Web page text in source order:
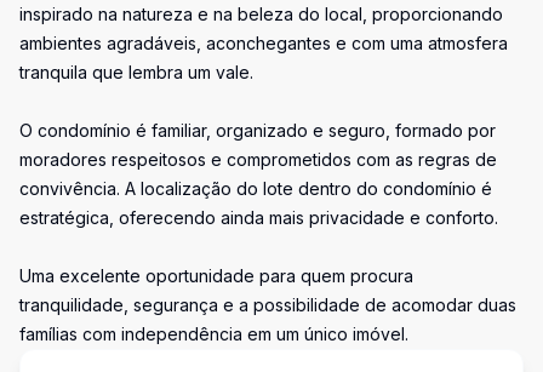
inspirado na natureza e na beleza do local, proporcionando
ambientes agradáveis, aconchegantes e com uma atmosfera
tranquila que lembra um vale.
O condomínio é familiar, organizado e seguro, formado por
moradores respeitosos e comprometidos com as regras de
convivência. A localização do lote dentro do condomínio é
estratégica, oferecendo ainda mais privacidade e conforto.
Uma excelente oportunidade para quem procura
tranquilidade, segurança e a possibilidade de acomodar duas
famílias com independência em um único imóvel.